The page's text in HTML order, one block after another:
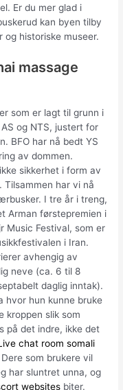
Er du mer glad i
kan byen tilby
historiske museer.
massage
som er lagt til grunn i
og NTS, justert for
BFO har nå bedt YS
av dommen.
sikkerhet i form av
Tilsammen har vi nå
I tre år i treng,
Arman førstepremien i
Music Festival, som er
i Iran.
avhengig av
neve (ca. 6 til 8
daglig inntak).
hvor hun kunne bruke
kroppen slik som
på det indre, ikke det
chat room somali
som brukere vil
har sluntret unna, og
websites biter.